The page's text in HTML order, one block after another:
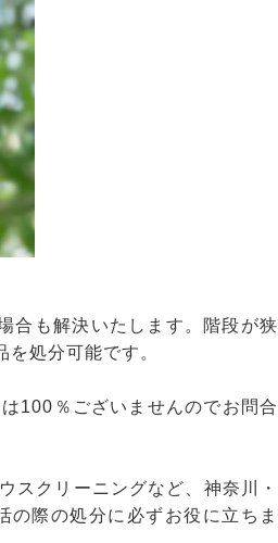
合も解決いたします。階段が狭
処分可能です。
100％ございませんのでお問合
スクリーニングなど、神奈川・
際の処分に必ずお役に立ちま